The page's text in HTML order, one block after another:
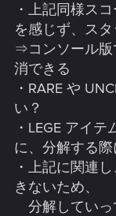
・上記同様ス
を感じず、ス
⇒コンソール版
消できる
・RARE や
い？
・LEGE アイ
に、分解する
・上記に関連
きないため、
分解していっ